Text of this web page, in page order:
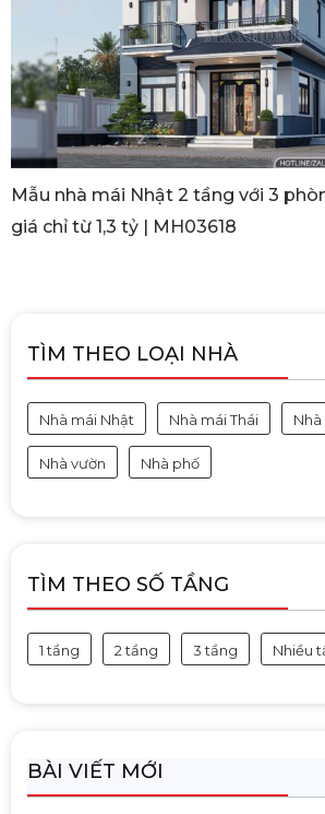
Mẫu nhà mái Nhật 2 tầng với 3
giá chỉ từ 1,3 tỷ | MH03618
TÌM THEO LOẠI NHÀ
Nhà mái Nhật Nhà mái Thái
Nhà vườn Nhà phố
TÌM THEO SỐ TẦNG
1 tầng 2 tầng 3 tầng Nhiều
BÀI VIẾT MỚI